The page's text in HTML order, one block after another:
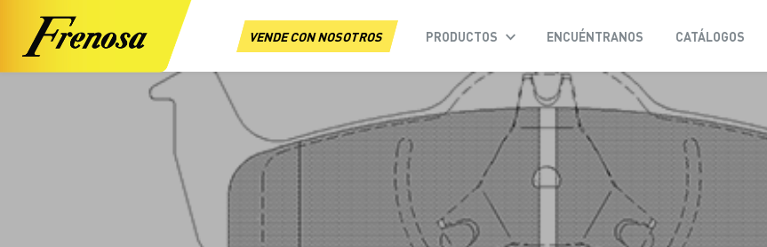
VENDE CON NOSOTROS PRODUCTOS ENCUÉNTRANOS CATÁLOGOS